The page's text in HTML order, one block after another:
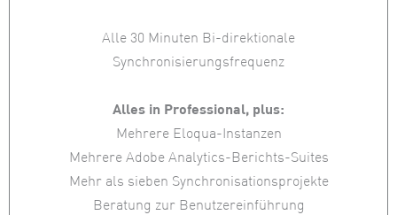
Alle 30 Minuten Bi-direktionale
Synchronisierungsfrequenz
Alles in Professional, plus:
Mehrere Eloqua-Instanzen
Mehrere Adobe Analytics-Berichts-Suites
Mehr als sieben Synchronisationsprojekte
Beratung zur Benutzereinführung